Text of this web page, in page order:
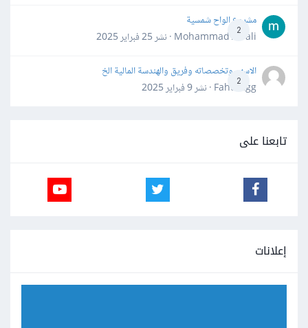
2
مشروع الواح شمسية
Mohammad Awali · نشر
25 فبراير 2025
2
الاسهم وتخصصاته وفريق والهندسة المالية الخ
Fahd Ggg · نشر
9 فبراير 2025
تابعنا على
إعلانات